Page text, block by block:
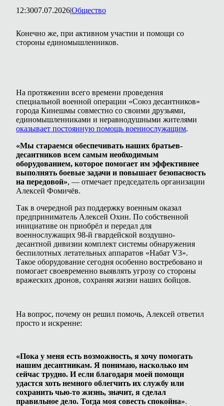
12:3007.07.2026|Общество
Конечно же, при активном участии и помощи со
стороны единомышленников.
На протяжении всего времени проведения
специальной военной операции «Союз десантников»
города Кинешмы совместно со своими друзьями,
единомышленниками и неравнодушными жителями
оказывает постоянную помощь военнослужащим.
«Мы стараемся обеспечивать наших братьев-
десантников всем самым необходимым
оборудованием, которое помогает им эффективнее
выполнять боевые задачи и повышает безопасность
на передовой», — отмечает председатель организации
Алексей Фомичёв.
Так в очередной раз поддержку военным оказал
предприниматель Алексей Охин. По собственной
инициативе он приобрёл и передал для
военнослужащих 98-й гвардейской воздушно-
десантной дивизии комплект системы обнаружения
беспилотных летательных аппаратов «Набат V3».
Такое оборудование сегодня особенно востребовано и
помогает своевременно выявлять угрозу со стороны
вражеских дронов, сохраняя жизни наших бойцов.
На вопрос, почему он решил помочь, Алексей ответил
просто и искренне:
«Пока у меня есть возможность, я хочу помогать
нашим десантникам. Я понимаю, насколько им
сейчас трудно. И если благодаря моей помощи
удастся хоть немного облегчить их службу или
сохранить чью-то жизнь, значит, я сделал
правильное дело. Тогда моя совесть спокойна».